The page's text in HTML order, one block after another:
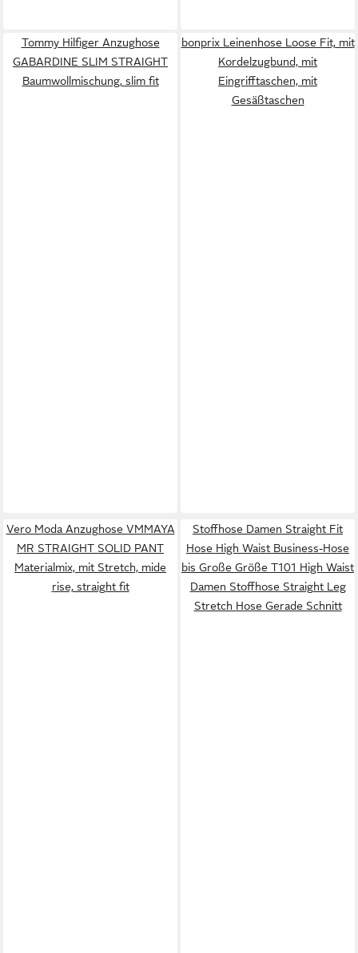
Tommy Hilfiger Anzughose
GABARDINE SLIM STRAIGHT
Baumwollmischung, slim fit
bonprix Leinenhose Loose Fit, mit
Kordelzugbund, mit
Eingrifftaschen, mit
Gesäßtaschen
Vero Moda Anzughose VMMAYA
MR STRAIGHT SOLID PANT
Materialmix, mit Stretch, mide
rise, straight fit
Stoffhose Damen Straight Fit
Hose High Waist Business-Hose
bis Große Größe T101 High Waist
Damen Stoffhose Straight Leg
Stretch Hose Gerade Schnitt